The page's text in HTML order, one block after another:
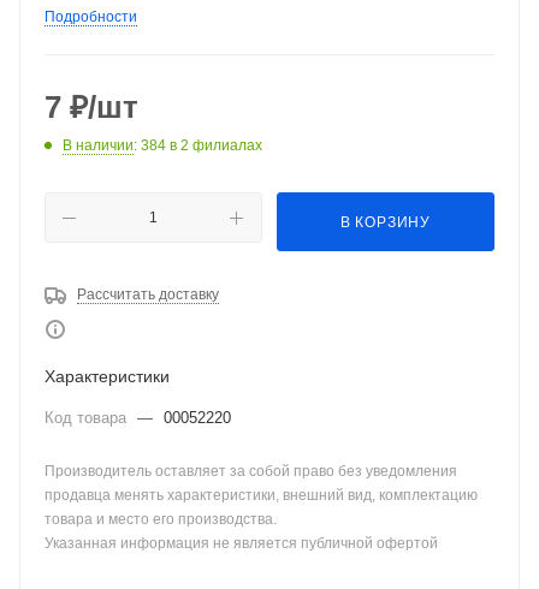
Подробности
7 ₽/шт
В наличии: 384 в 2 филиалах
В КОРЗИНУ
Рассчитать доставку
Характеристики
Код товара — 00052220
Производитель оставляет за собой право без уведомления
продавца менять характеристики, внешний вид, комплектацию
товара и место его производства.
Указанная информация не является публичной офертой